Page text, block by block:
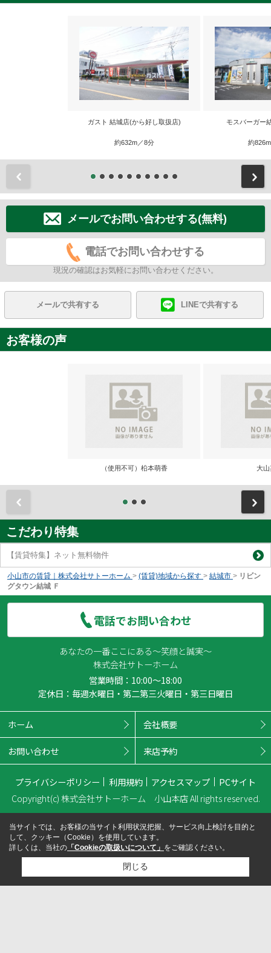
ガスト 結城店(から好し取扱店)
約632m／8分
モスバーガー
約
メールでお問い合わせする(無料)
電話でお問い合わせする
現況の確認はお気軽にお問い合わせください。
メールで共有する LINEで共有する
お客様の声
（使用不可）柗本萌香 大山
こだわり特集
【賃貸特集】ネット無料物件
小山市の賃貸｜株式会社サトーホーム > (賃貸)地域から探す > 結城市 > リビン
グタウン結城 Ｆ
電話でお問い合わせ
あなたの一番ここにある～笑顔と誠実～
株式会社サトーホーム
営業時間：10:00～18:00
定休日：毎週水曜日・第二第三火曜日・第三日曜日
ホーム 会社概要
お問い合わせ 来店予約
プライバシーポリシー 利用規約 アクセスマップ
PCサイト
Copyright(c) 株式会社サトーホーム 小山本店 All rights reserved.
当サイトでは、お客様の当サイト利用状況把握、サービス向上検討を目的と
して、クッキー（Cookie）を使用しています。
詳しくは、当社の 「Cookieの取扱いについて」 をご確認ください。
閉じる